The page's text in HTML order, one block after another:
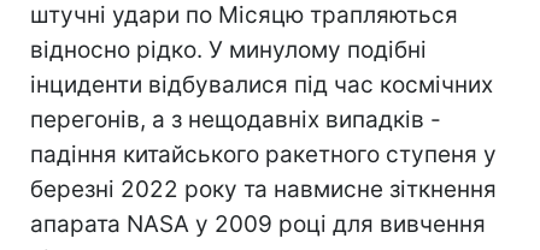
штучні удари по Місяцю трапляються
відносно рідко. У минулому подібні
інциденти відбувалися під час космічних
перегонів, а з нещодавніх випадків -
падіння китайського ракетного ступеня у
березні 2022 року та навмисне зіткнення
апарата NASA у 2009 році для вивчення